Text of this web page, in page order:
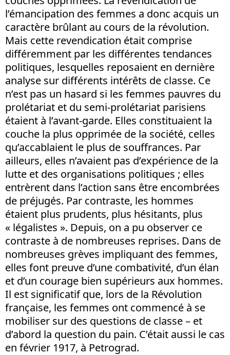
l’émancipation des femmes a donc acquis un
caractère brûlant au cours de la révolution.
Mais cette revendication était comprise
différemment par les différentes tendances
politiques, lesquelles reposaient en dernière
analyse sur différents intérêts de classe. Ce
n’est pas un hasard si les femmes pauvres du
prolétariat et du semi-prolétariat parisiens
étaient à l’avant-garde. Elles constituaient la
couche la plus opprimée de la société, celles
qu’accablaient le plus de souffrances. Par
ailleurs, elles n’avaient pas d’expérience de la
lutte et des organisations politiques ; elles
entrèrent dans l’action sans être encombrées
de préjugés. Par contraste, les hommes
étaient plus prudents, plus hésitants, plus
« légalistes ». Depuis, on a pu observer ce
contraste à de nombreuses reprises. Dans de
nombreuses grèves impliquant des femmes,
elles font preuve d’une combativité, d’un élan
et d’un courage bien supérieurs aux hommes.
Il est significatif que, lors de la Révolution
française, les femmes ont commencé à se
mobiliser sur des questions de classe – et
d’abord la question du pain. C’était aussi le cas
en février 1917, à Petrograd.